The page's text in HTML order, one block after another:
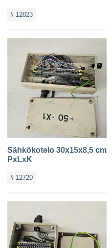
# 12823
Sähkökotelo 30x15x8,5 cm
PxLxK
# 12720